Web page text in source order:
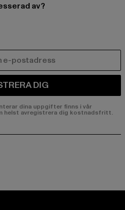
av?
DIG
dina uppgifter finns i vår
helst avregistrera dig kostnadsfritt.
page:channel: